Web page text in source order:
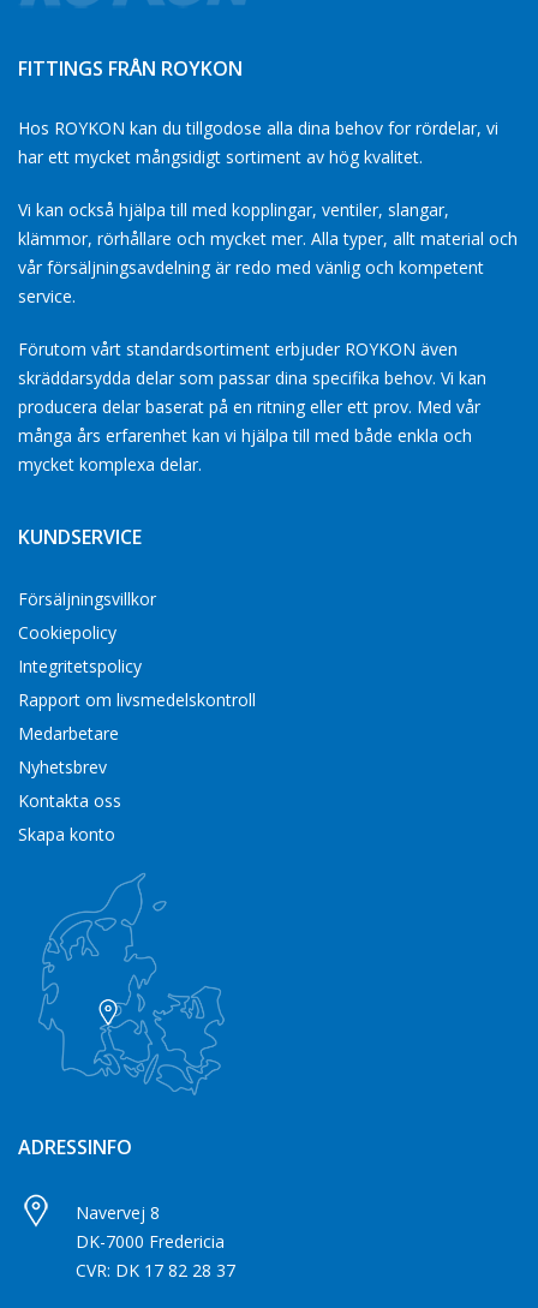
FITTINGS FRÅN ROYKON
Hos ROYKON kan du tillgodose alla dina behov for rördelar, vi
har ett mycket mångsidigt sortiment av hög kvalitet.
Vi kan också hjälpa till med kopplingar, ventiler, slangar,
klämmor, rörhållare och mycket mer. Alla typer, allt material och
vår försäljningsavdelning är redo med vänlig och kompetent
service.
Förutom vårt standardsortiment erbjuder ROYKON även
skräddarsydda delar som passar dina specifika behov. Vi kan
producera delar baserat på en ritning eller ett prov. Med vår
många års erfarenhet kan vi hjälpa till med både enkla och
mycket komplexa delar.
KUNDSERVICE
Försäljningsvillkor
Cookiepolicy
Integritetspolicy
Rapport om livsmedelskontroll
Medarbetare
Nyhetsbrev
Kontakta oss
Skapa konto
ADRESSINFO
Navervej 8
DK-7000 Fredericia
CVR: DK 17 82 28 37